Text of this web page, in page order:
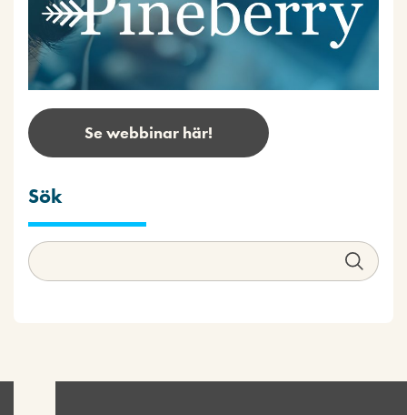
Se webbinar här!
Sök